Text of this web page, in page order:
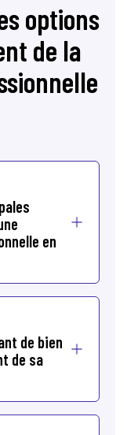
options
de la
en
de bien
de sa